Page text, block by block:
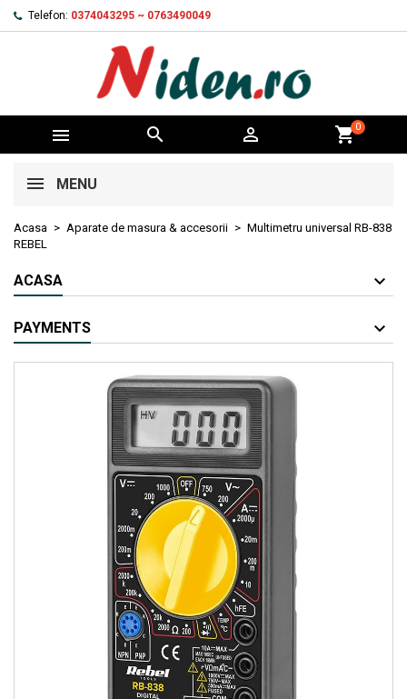
Telefon: 0374043295 ~ 0763490049
   shopping_cart0
MENU
Acasa Aparate de masura & accesorii
Multimetru universal RB-838
REBEL
ACASA
PAYMENTS